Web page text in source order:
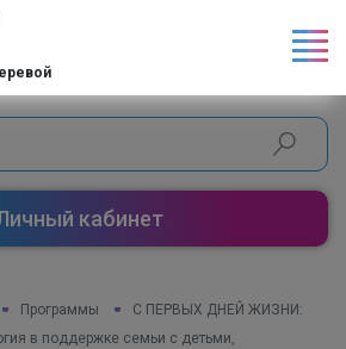
кабинет
Программы
С ПЕРВЫХ ДНЕЙ ЖИЗНИ:
в поддержке семьи с детьми,